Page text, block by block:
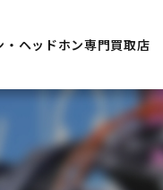
ヘッドホン専門買取店